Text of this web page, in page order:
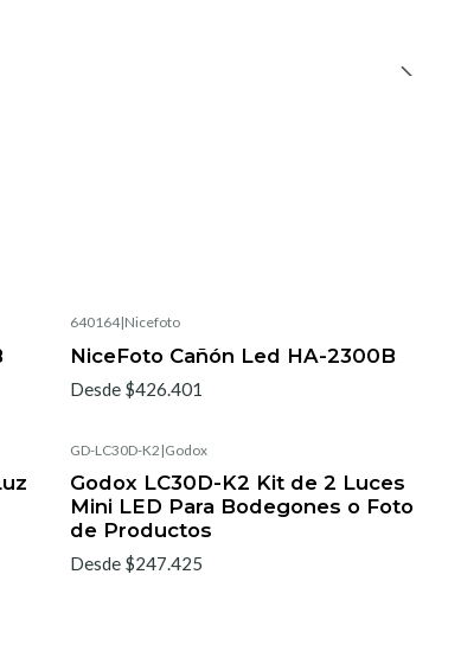
640164|Nicefoto
NiceFoto Cañón Led HA-2300B
Desde $426.401
GD-LC30D-K2 |Godox
Godox LC30D-K2 Kit de 2 Luces
Mini LED Para Bodegones o Foto
de Productos
Desde $247.425